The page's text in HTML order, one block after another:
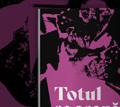
Totul se așază, baby